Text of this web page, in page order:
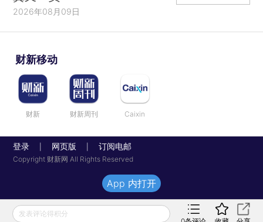
2026年08月09日
财新移动
财新 财新周刊 Caixin
登录 网页版 订阅电邮
Copyright 财新网 All Rights Reserved
发表评论得积分
App 内打开